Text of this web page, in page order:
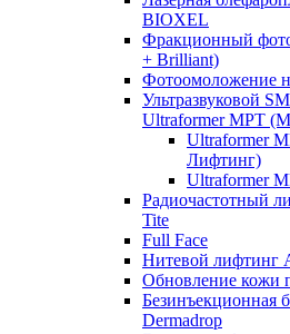
BIOXEL
Фракционный
+ Brilliant)
Фотоомоложение
Ультразвуковой
Ultraformer MPT
Ultraformer
Лифтинг)
Ultraformer
Радиочастотный
Tite
Full Face
Нитевой лифтинг
Обновление кожи
Безинъекционная
Dermadrop